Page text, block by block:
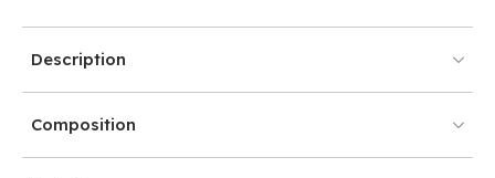
Description
Composition